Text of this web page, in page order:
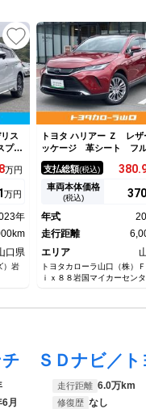
ス
プレ
／
トヨ
脱
合
8万円
万円
年
口県
）岩
トヨタ ハリアー Ｚ レザ
ッケージ 革シート フ
グ メモリーナビ バック
ラ 衝突被害軽減システ
ＴＣ ドラレコ ＬＥＤヘ
ランプ ワンオーナー
支払総額(税込) 380.
車両本体価格
(税込) 370
年式
走行距離
エリア
トヨタカローラ山口（株）Ｆ
ｉｘ８８岩国マイカーセン
走行距離 6.0万km
月 修復歴 なし